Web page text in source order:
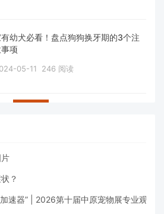
幼犬必看！盘点狗狗换牙期的3个注
项
05-11 246 阅读
？
速器” | 2026第十届中原宠物展专业观众